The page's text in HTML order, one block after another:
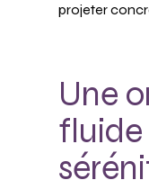
projeter
Une
fluide